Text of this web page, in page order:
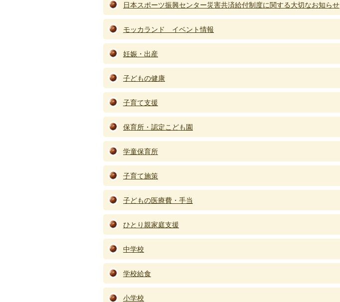
日本スポーツ振興センター災害共済給付制度に関する大切なお知らせ
モッカランド イベント情報
妊娠・出産
子どもの健康
子育て支援
保育所・認定こども園
学童保育所
子育て施策
子どもの医療費・手当
ひとり親家庭支援
中学校
学校給食
小学校